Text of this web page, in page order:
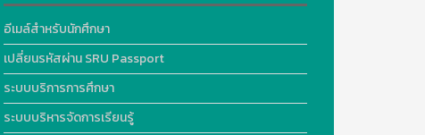
อีเมล์สำหรับนักศึกษา
เปลี่ยนรหัสผ่าน SRU Passport
ระบบบริการการศึกษา
ระบบบริหารจัดการเรียนรู้